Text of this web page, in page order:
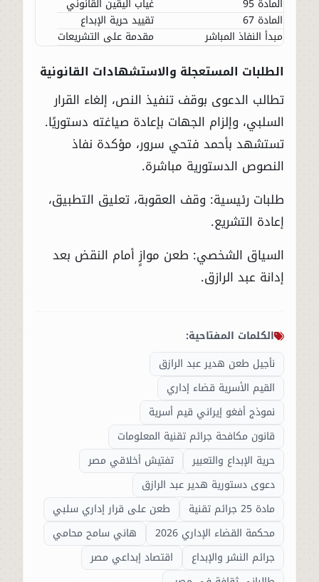
المادة 67
تقييد حرية الإبداع
مبدأ النفاذ المباشر
مقدمة على التشريعات
الطلبات المستعجلة والاستشهادات القانونية
تطالب الدعوى بوقف تنفيذ النص، إلغاء القرار
السلبي، وإلزام الجهات بإعادة صياغته دستوريًا.
تستشهد بأحمد فتحي سرور، مؤكدة نفاذ
النصوص الدستورية مباشرة.
طلبات رئيسية: وقف العقوبة، تعليق التطبيق،
إعادة التشريع.
السياق الشخصي: طعن موازٍ أمام النقض بعد
إدانة عبد الرازق.
الكلمات المفتاحية:
نأجيل طعن هدير عبد الرازق
القيم الأسرية قضاء إداري
نموذج أفغو إيراني قيم أسرية
قانون مكافحة جرائم تقنية المعلومات
حرية الإبداع والتعبير
تفتيش أخلاقي مصر
دعوى دستورية هدير عبد الرازق
مادة 25 جرائم تقنية
طعن على قرار إداري سلبي
محكمة القضاء الإداري 2026
هاني سامح محامي
جرائم النشر والإبداع
اقتصاد إبداعي مصر